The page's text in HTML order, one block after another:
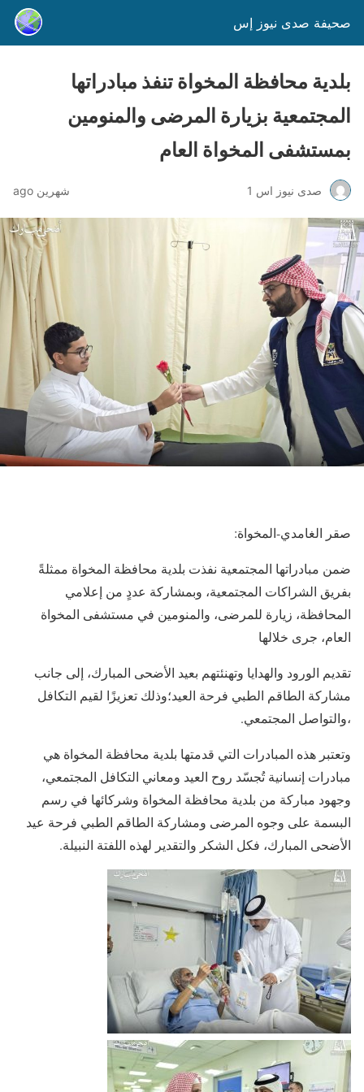
صحيفة صدى نيوز إس
بلدية محافظة المخواة تنفذ مبادراتها
المجتمعية بزيارة المرضى والمنومين
بمستشفى المخواة العام
صدى نيوز اس 1 شهرين ago
صقر الغامدي-المخواة:
ضمن مبادراتها المجتمعية نفذت بلدية محافظة المخواة ممثلةً
بفريق الشراكات المجتمعية، وبمشاركة عددٍ من إعلامي
المحافظة، زيارة للمرضى، والمنومين في مستشفى المخواة
العام، جرى خلالها
تقديم الورود والهدايا وتهنئتهم بعيد الأضحى المبارك، إلى جانب
مشاركة الطاقم الطبي فرحة العيد؛وذلك تعزيزًا لقيم التكافل
،والتواصل المجتمعي.
وتعتبر هذه المبادرات التي قدمتها بلدية محافظة المخواة هي
مبادرات إنسانية تُجسّد روح العيد ومعاني التكافل المجتمعي،
وجهود مباركة من بلدية محافظة المخواة وشركائها في رسم
البسمة على وجوه المرضى ومشاركة الطاقم الطبي فرحة عيد
الأضحى المبارك، فكل الشكر والتقدير لهذه اللفتة النبيلة.